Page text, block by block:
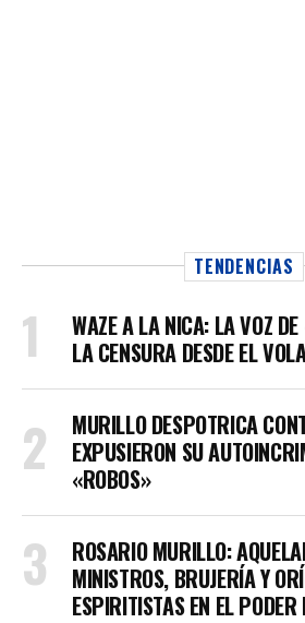
TENDENCIAS
WAZE A LA NICA: LA VOZ
LA CENSURA DESDE EL
MURILLO DESPOTRICA
EXPUSIERON SU
«ROBOS»
ROSARIO MURILLO:
MINISTROS, BRUJERÍA Y
ESPIRITISTAS EN EL PODER